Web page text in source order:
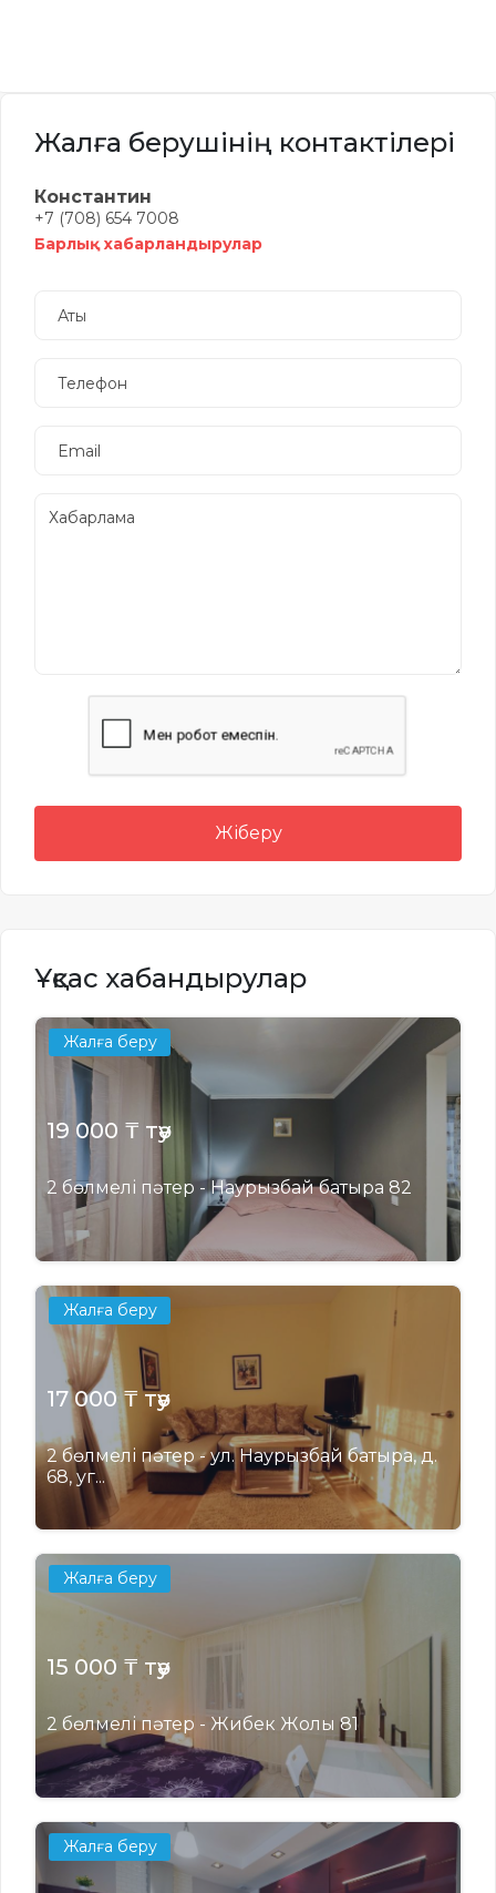
Жалға берушінің контактілері
Константин
+7 (708) 654 7008
Барлық хабарландырулар
Жіберу
Ұқсас хабандырулар
Жалға беру
19 000 ₸ тәу
2 бөлмелі пәтер - Наурызбай батыра 82
Жалға беру
17 000 ₸ тәу
2 бөлмелі пәтер - ул. Наурызбай батыра, д.
68, уг...
Жалға беру
15 000 ₸ тәу
2 бөлмелі пәтер - Жибек Жолы 81
Жалға беру